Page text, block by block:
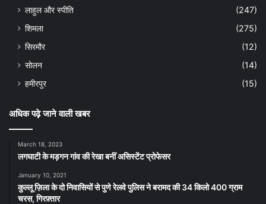
लाहुल और स्पीति
(247)
शिमला
(275)
सिरमौर
(12)
सोलन
(14)
हमीरपुर
(15)
अधिक पढ़े जाने वाली खबर
March 18, 2023
लगघाटी के मड़गन गांव की रेखा बनीं असिस्टेंट प्रोफेसर
January 10, 2021
कुल्लू ज़िला के दो निवासियों से पुणे रेलवे पुलिस ने बरामद की 34 किलो 400 ग्राम
चरस, गिरफ़्तार